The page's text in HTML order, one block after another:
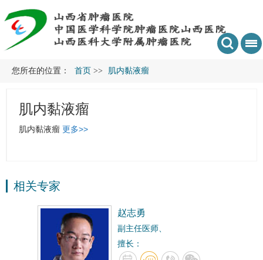
您所在的位置： 首页 >> 肌内黏液瘤
肌内黏液瘤
肌内黏液瘤 更多>>
相关专家
赵志勇
副主任医师、
擅长：